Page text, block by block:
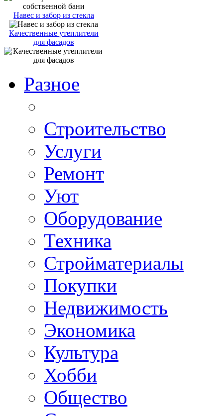
Навес и забор из стекла
Качественные утеплители
для фасадов
Разное
Строительство
Услуги
Ремонт
Уют
Оборудование
Техника
Стройматериалы
Покупки
Недвижимость
Экономика
Культура
Хобби
Общество